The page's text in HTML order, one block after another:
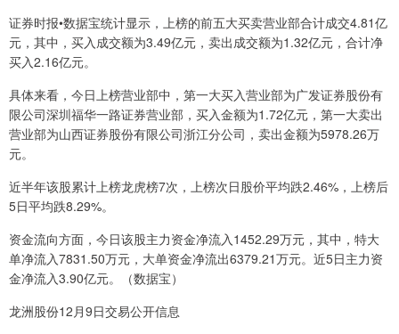
证券时报•数据宝统计显示，上榜的前五大买卖营业部合计成交4.81亿
元，其中，买入成交额为3.49亿元，卖出成交额为1.32亿元，合计净
买入2.16亿元。
具体来看，今日上榜营业部中，第一大买入营业部为广发证券股份有
限公司深圳福华一路证券营业部，买入金额为1.72亿元，第一大卖出
营业部为山西证券股份有限公司浙江分公司，卖出金额为5978.26万
元。
近半年该股累计上榜龙虎榜7次，上榜次日股价平均跌2.46%，上榜后
5日平均跌8.29%。
资金流向方面，今日该股主力资金净流入1452.29万元，其中，特大
单净流入7831.50万元，大单资金净流出6379.21万元。近5日主力资
金净流入3.90亿元。（数据宝）
龙洲股份12月9日交易公开信息